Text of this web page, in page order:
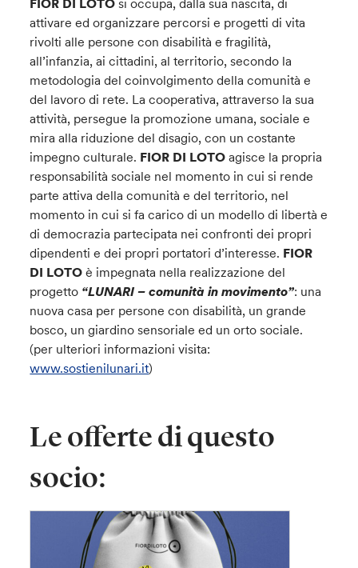
attivare ed organizzare percorsi e progetti di vita
rivolti alle persone con disabilità e fragilità,
all’infanzia, ai cittadini, al territorio, secondo la
metodologia del coinvolgimento della comunità e
del lavoro di rete. La cooperativa, attraverso la sua
attività, persegue la promozione umana, sociale e
mira alla riduzione del disagio, con un costante
impegno culturale. FIOR DI LOTO agisce la propria
responsabilità sociale nel momento in cui si rende
parte attiva della comunità e del territorio, nel
momento in cui si fa carico di un modello di libertà e
di democrazia partecipata nei confronti dei propri
dipendenti e dei propri portatori d’interesse. FIOR
DI LOTO è impegnata nella realizzazione del
progetto “LUNARI – comunità in movimento”: una
nuova casa per persone con disabilità, un grande
bosco, un giardino sensoriale ed un orto sociale.
(per ulteriori informazioni visita:
www.sostienilunari.it)
Le offerte di questo
socio: